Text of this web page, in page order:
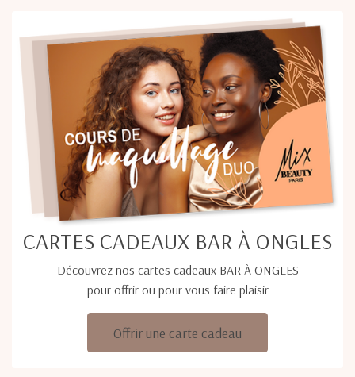
CARTES CADEAUX BAR À ONGLES
Découvrez nos cartes cadeaux BAR À ONGLES
pour offrir ou pour vous faire plaisir
Offrir une carte cadeau